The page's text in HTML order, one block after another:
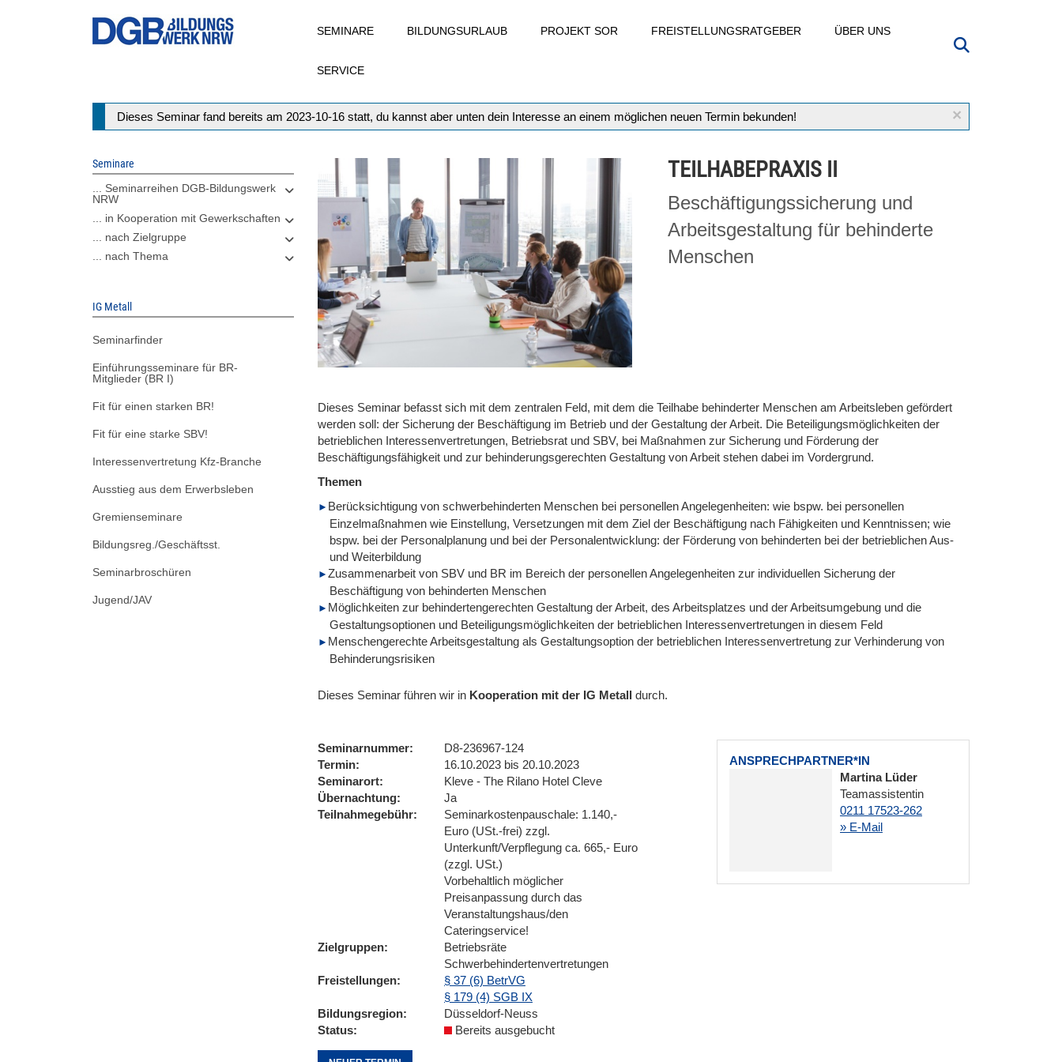
SEMINARE BILDUNGSURLAUB PROJEKT SOR FREISTELLUNGSRATGEBER ÜBER UNS
SERVICE
×
Statusmeldung
Dieses Seminar fand bereits am 2023-10-16 statt, du kannst aber unten dein Interesse an einem möglichen neuen Termin bekunden!
Seminare
... Seminarreihen DGB-Bildungswerk
NRW
... in Kooperation mit Gewerkschaften
... nach Zielgruppe
... nach Thema
IG Metall
Seminarfinder
Einführungsseminare für BR-
Mitglieder (BR I)
Fit für einen starken BR!
Fit für eine starke SBV!
Interessenvertretung Kfz-Branche
Ausstieg aus dem Erwerbsleben
Gremienseminare
Bildungsreg./Geschäftsst.
Seminarbroschüren
Jugend/JAV
TEILHABEPRAXIS II
Beschäftigungssicherung und
Arbeitsgestaltung für behinderte
Menschen
Dieses Seminar befasst sich mit dem zentralen Feld, mit dem die Teilhabe behinderter Menschen am Arbeitsleben gefördert
werden soll: der Sicherung der Beschäftigung im Betrieb und der Gestaltung der Arbeit. Die Beteiligungsmöglichkeiten der
betrieblichen Interessenvertretungen, Betriebsrat und SBV, bei Maßnahmen zur Sicherung und Förderung der
Beschäftigungsfähigkeit und zur behinderungsgerechten Gestaltung von Arbeit stehen dabei im Vordergrund.
Themen
Berücksichtigung von schwerbehinderten Menschen bei personellen Angelegenheiten: wie bspw. bei personellen
Einzelmaßnahmen wie Einstellung, Versetzungen mit dem Ziel der Beschäftigung nach Fähigkeiten und Kenntnissen; wie
bspw. bei der Personalplanung und bei der Personalentwicklung: der Förderung von behinderten bei der betrieblichen Aus-
und Weiterbildung
Zusammenarbeit von SBV und BR im Bereich der personellen Angelegenheiten zur individuellen Sicherung der
Beschäftigung von behinderten Menschen
Möglichkeiten zur behindertengerechten Gestaltung der Arbeit, des Arbeitsplatzes und der Arbeitsumgebung und die
Gestaltungsoptionen und Beteiligungsmöglichkeiten der betrieblichen Interessenvertretungen in diesem Feld
Menschengerechte Arbeitsgestaltung als Gestaltungsoption der betrieblichen Interessenvertretung zur Verhinderung von
Behinderungsrisiken
Dieses Seminar führen wir in Kooperation mit der IG Metall durch.
ANSPRECHPARTNER*IN
Martina Lüder
Teamassistentin
0211 17523-262
» E-Mail
Seminarnummer
D8-236967-124
Termin
16.10.2023 bis 20.10.2023
Seminarort
Kleve - The Rilano Hotel Cleve
Übernachtung
Ja
Teilnahmegebühr
Seminarkostenpauschale: 1.140,-
Euro (USt.-frei) zzgl.
Unterkunft/Verpflegung ca. 665,- Euro
(zzgl. USt.)
Vorbehaltlich möglicher
Preisanpassung durch das
Veranstaltungshaus/den
Cateringservice!
Zielgruppen
Betriebsräte
Schwerbehindertenvertretungen
Freistellungen
§ 37 (6) BetrVG
§ 179 (4) SGB IX
Bildungsregion
Düsseldorf-Neuss
Status
Bereits ausgebucht